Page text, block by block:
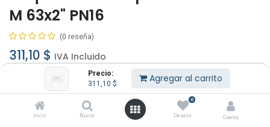
Precio:
311,10 $ Agregar al carrito
Inicio Buscar
0
Deseos Cuenta
M 63x2" PN16
(0 reseña)
311,10 $ IVA Incluido